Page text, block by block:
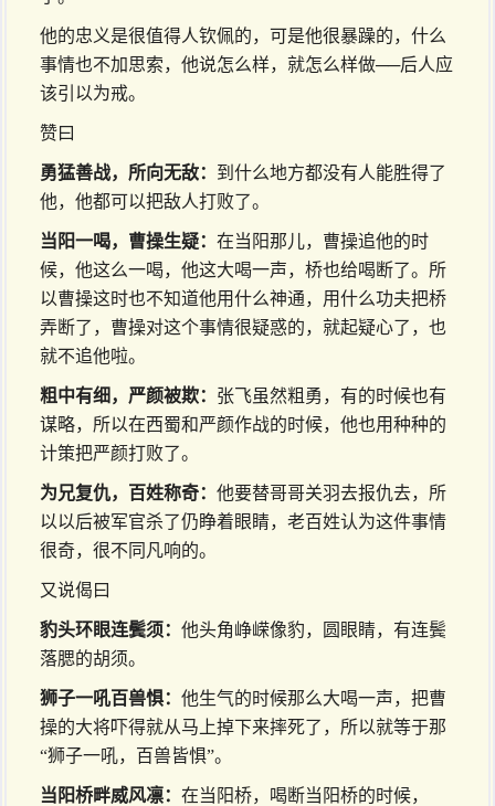
他的忠义是很值得人钦佩的，可是他很暴躁的，什么
事情也不加思索，他说怎么样，就怎么样做──后人应
该引以为戒。
赞曰
勇猛善战，所向无敌： 到什么地方都没有人能胜得了
他，他都可以把敌人打败了。
当阳一喝，曹操生疑： 在当阳那儿，曹操追他的时
候，他这么一喝，他这大喝一声，桥也给喝断了。所
以曹操这时也不知道他用什么神通，用什么功夫把桥
弄断了，曹操对这个事情很疑惑的，就起疑心了，也
就不追他啦。
粗中有细，严颜被欺： 张飞虽然粗勇，有的时候也有
谋略，所以在西蜀和严颜作战的时候，他也用种种的
计策把严颜打败了。
为兄复仇，百姓称奇： 他要替哥哥关羽去报仇去，所
以以后被军官杀了仍睁着眼睛，老百姓认为这件事情
很奇，很不同凡响的。
又说偈曰
豹头环眼连鬓须： 他头角峥嵘像豹，圆眼睛，有连鬓
落腮的胡须。
狮子一吼百兽惧： 他生气的时候那么大喝一声，把曹
操的大将吓得就从马上掉下来摔死了，所以就等于那
“狮子一吼，百兽皆惧”。
当阳桥畔威风凛： 在当阳桥，喝断当阳桥的时候，